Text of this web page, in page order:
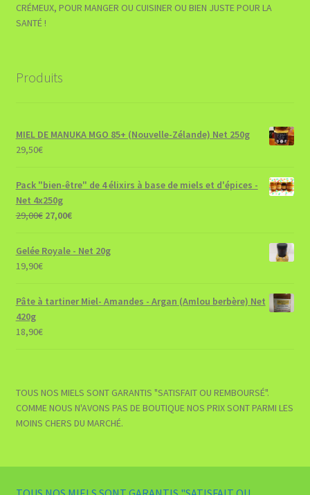
CRÉMEUX, POUR MANGER OU CUISINER OU BIEN JUSTE POUR LA
SANTÉ !
Produits
MIEL DE MANUKA MGO 85+ (Nouvelle-Zélande) Net 250g
29,50€
Pack "bien-être" de 4 élixirs à base de miels et d'épices -
Net 4x250g
29,00€ Le
initial
était :
27,00€Le
Gelée Royale - Net 20g
19,90€
Pâte à tartiner Miel- Amandes - Argan (Amlou berbère) Net
420g
18,90€
TOUS NOS MIELS SONT GARANTIS "SATISFAIT OU REMBOURSÉ".
COMME NOUS N'AVONS PAS DE BOUTIQUE NOS PRIX SONT PARMI LES
MOINS CHERS DU MARCHÉ.